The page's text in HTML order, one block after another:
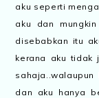
aku seperti
aku dan
disebabkan itu
kerana aku tidak
dan aku hanya